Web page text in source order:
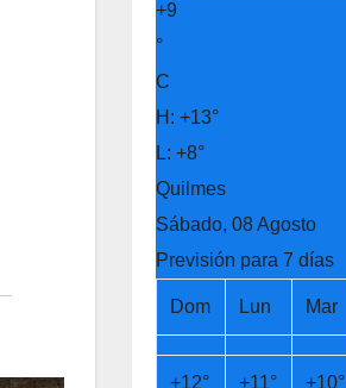
+9
°
C
H: +13°
L: +8°
Quilmes
Sábado, 08 Agosto
Previsión para 7 días
Dom Lun Mar
+12° +11° +10°